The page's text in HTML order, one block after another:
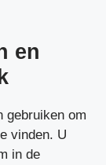
en
gebruiken om
vinden. U
in de